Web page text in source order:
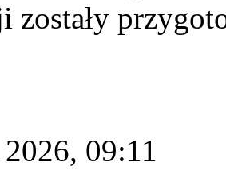
zostały
09:11